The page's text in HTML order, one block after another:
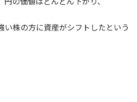
い株の方に資産がシフトしたという